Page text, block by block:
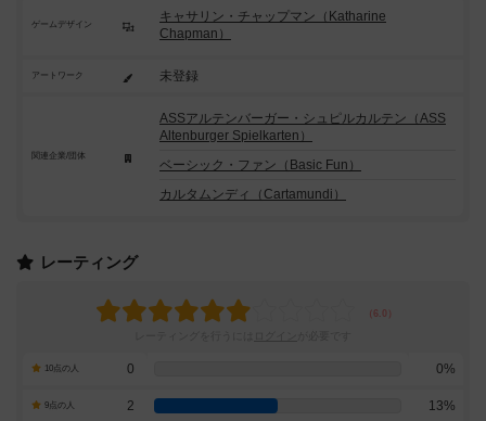
ゲームデザイン
キャサリン・チャップマン（Katharine
Chapman）
アートワーク 未登録
関連企業/団体
ASSアルテンバーガー・シュピルカルテン（ASS
Altenburger Spielkarten）
ベーシック・ファン（Basic Fun）
カルタムンディ（Cartamundi）
レーティング
10点の人 0 0%
9点の人 2 13%